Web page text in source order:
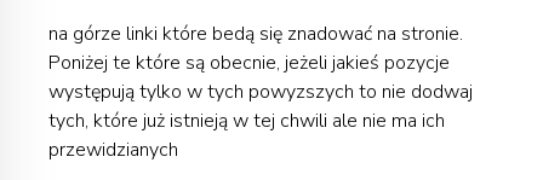
na górze linki które bedą się znadować na stronie.
Poniżej te które są obecnie, jeżeli jakieś pozycje
występują tylko w tych powyzszych to nie dodwaj
tych, które już istnieją w tej chwili ale nie ma ich
przewidzianych